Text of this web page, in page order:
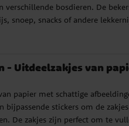
verschillende bosdieren. De
snoep, snacks of andere
6 x 7 cm. Gemaakt van karton.
- Uitdeelzakjes van
papier met schattige
bijpassende stickers om de zakjes
De zakjes zijn perfect om te